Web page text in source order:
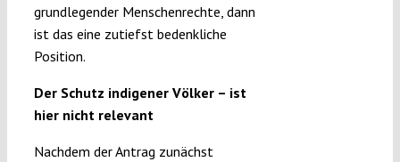
grundlegender Menschenrechte, dann
ist das eine zutiefst bedenkliche
Position.
Der Schutz indigener Völker – ist
hier nicht relevant
Nachdem der Antrag zunächst